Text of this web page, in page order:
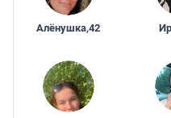
Алёнушка,42